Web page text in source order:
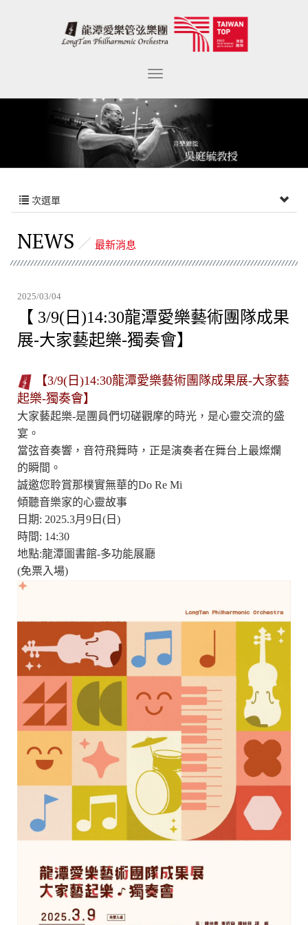
次選單
NEWS 最新消息
2025/03/04
【 3/9(日)14:30龍潭愛樂藝術團隊成果
展-大家藝起樂-獨奏會】
【3/9(日)14:30龍潭愛樂藝術團隊成果展-大家藝
起樂-獨奏會】
大家藝起樂-是團員們切磋觀摩的時光，是心靈交流的盛
宴。
當弦音奏響，音符飛舞時，正是演奏者在舞台上最燦爛
的瞬間。
誠邀您聆賞那樸實無華的Do Re Mi
傾聽音樂家的心靈故事
日期: 2025.3月9日(日)
時間: 14:30
地點:龍潭圖書館-多功能展廳
(免票入場)